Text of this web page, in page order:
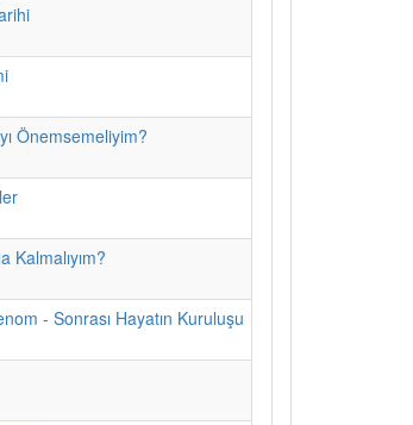
Önemsemeliyim?
Kalmalıyım?
- Sonrası Hayatın Kuruluşu